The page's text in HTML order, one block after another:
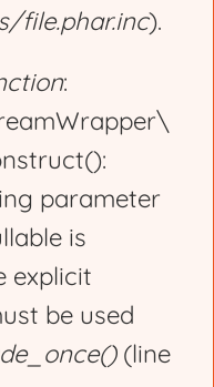
file.phar.inc).
:
parameter
is
explicit
be used
(line